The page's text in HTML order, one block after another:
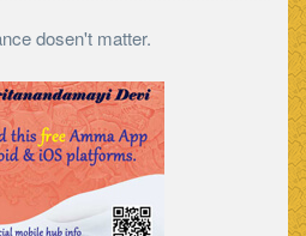
dosen't matter.